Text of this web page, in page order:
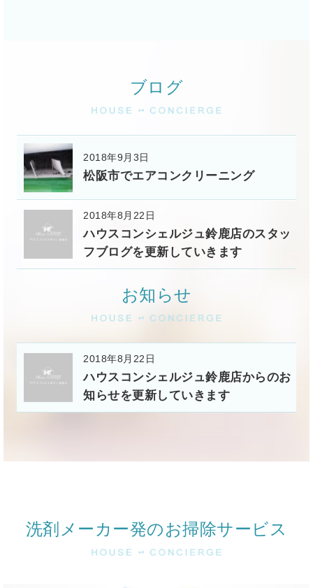
ブログ
2018年9月3日
松阪市でエアコンクリーニング
2018年8月22日
ハウスコンシェルジュ鈴鹿店のスタッ
フブログを更新していきます
お知らせ
2018年8月22日
ハウスコンシェルジュ鈴鹿店からのお
知らせを更新していきます
洗剤メーカー発のお掃除サービス